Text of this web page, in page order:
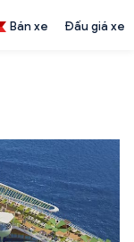
Bán xe Đấu giá xe